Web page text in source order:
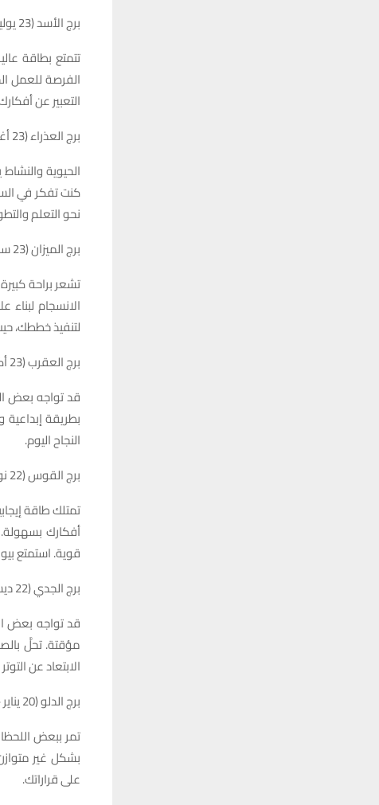
برج الأسد (23 يوليو – 22 أغسطس)
تتمتع بطاقة
الفرصة للعمل
التعبير عن
برج العذراء (23 أغسطس – 22 سبتمبر)
الحيوية
كنت تفكر في
نحو التعلم
برج الميزان (23 سبتمبر – 22 أكتوبر)
تشعر براحة
الانسجام
لتنفيذ خططك،
برج العقرب (23 أكتوبر – 21 نوفمبر)
قد تواجه بعض
بطريقة إبداعية
النجاح اليوم.
برج القوس (22 نوفمبر – 21 ديسمبر)
تمتلك طاقة
أفكارك
قوية. استمتع
برج الجدي (22 ديسمبر – 19 يناير)
قد تواجه بعض
مؤقتة. تحلَّ
الابتعاد عن
برج الدلو (20 يناير – 18 فبراير)
تمر ببعض
بشكل غير
على قراراتك.